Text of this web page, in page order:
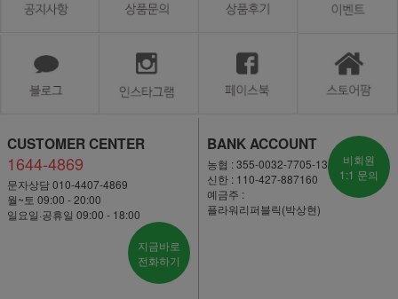
CUSTOMER CENTER
1644-4869
문자상담 010-4407-4869
월~토 09:00 - 20:00
일요일·공휴일 09:00 - 18:00
지금바로
전화하기
BANK ACCOUNT
농협 : 355-0032-7705-13
신한 : 110-427-887160
예금주 :
플라워리퍼블릭(박상현)
비회원
1:1 문의